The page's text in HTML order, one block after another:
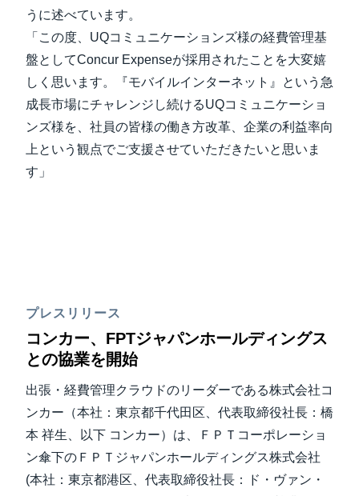
うに述べています。
「この度、UQコミュニケーションズ様の経費管理基
盤としてConcur Expenseが採用されたことを大変嬉
しく思います。『モバイルインターネット』という急
成長市場にチャレンジし続けるUQコミュニケーショ
ンズ様を、社員の皆様の働き方改革、企業の利益率向
上という観点でご支援させていただきたいと思いま
す」
プレスリリース
コンカー、FPTジャパンホールディングス
との協業を開始
出張・経費管理クラウドのリーダーである株式会社コ
ンカー（本社：東京都千代田区、代表取締役社長：橋
本 祥生、以下 コンカー）は、ＦＰＴコーポレーショ
ン傘下のＦＰＴジャパンホールディングス株式会社
(本社：東京都港区、代表取締役社長：ド・ヴァン・